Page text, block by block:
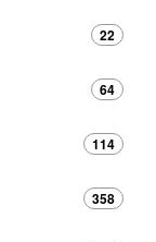
22
64
114
358